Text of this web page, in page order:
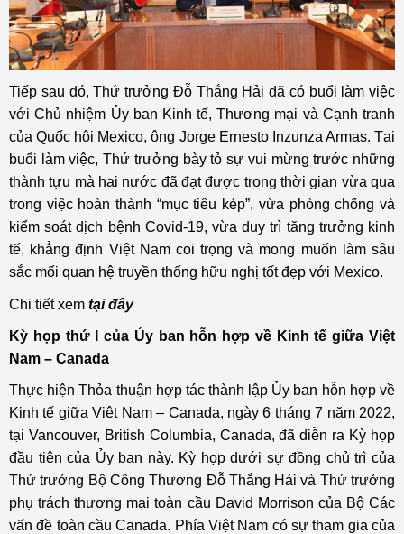
Tiếp sau đó, Thứ trưởng Đỗ Thắng Hải đã có buổi làm việc
với Chủ nhiệm Ủy ban Kinh tế, Thương mại và Cạnh tranh
của Quốc hội Mexico, ông Jorge Ernesto Inzunza Armas. Tại
buổi làm việc, Thứ trưởng bày tỏ sự vui mừng trước những
thành tựu mà hai nước đã đạt được trong thời gian vừa qua
trong việc hoàn thành “mục tiêu kép”, vừa phòng chống và
kiểm soát dịch bệnh Covid-19, vừa duy trì tăng trưởng kinh
tế, khẳng định Việt Nam coi trọng và mong muốn làm sâu
sắc mối quan hệ truyền thống hữu nghị tốt đẹp với Mexico.
Chi tiết xem tại đây
Kỳ họp thứ I của Ủy ban hỗn hợp về Kinh tế giữa Việt
Nam – Canada
Thực hiện Thỏa thuận hợp tác thành lập Ủy ban hỗn hợp về
Kinh tế giữa Việt Nam – Canada, ngày 6 tháng 7 năm 2022,
tại Vancouver, British Columbia, Canada, đã diễn ra Kỳ họp
đầu tiên của Ủy ban này. Kỳ họp dưới sự đồng chủ trì của
Thứ trưởng Bộ Công Thương Đỗ Thắng Hải và Thứ trưởng
phụ trách thương mại toàn cầu David Morrison của Bộ Các
vấn đề toàn cầu Canada. Phía Việt Nam có sự tham gia của